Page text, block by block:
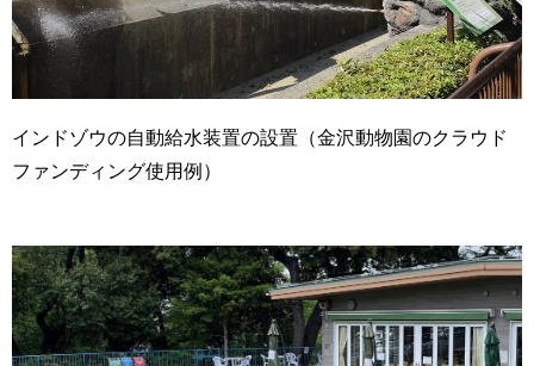
インドゾウの自動給水装置の設置（金沢動物園のクラウド
ファンディング使用例）